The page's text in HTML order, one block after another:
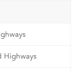
Highways